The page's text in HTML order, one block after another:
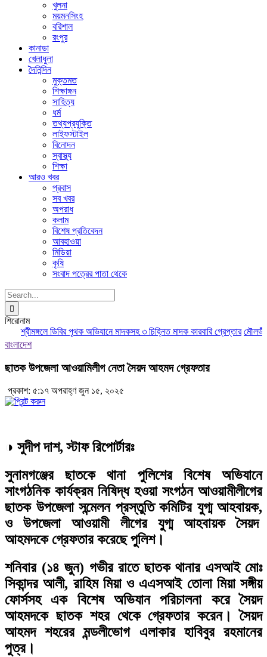
খুলনা
ময়মনসিংহ
বরিশাল
রংপুর
কানাডা
খেলাধুলা
দৈনিন্দিন
মুক্তমত
শিক্ষাঙ্গন
সাহিত্য
ধর্ম
তথ্যপ্রযুক্তি
লাইফস্টাইল
বিনোদন
স্বাস্থ্য
শিক্ষা
আরও খবর
প্রবাস
সব খবর
অপরাধ
কলাম
বিশেষ প্রতিবেদন
আবহাওয়া
মিডিয়া
কৃষি
সংবাদ পত্রের পাতা থেকে
Search
for:
শিরোনাম
শ্রীমঙ্গলে ডিবির পৃথক অভিযানে মাদকসহ ৩ চিহ্নিত মাদক কারবারি গ্রেপ্তার
বাংলাদেশ
ছাতক উপজেলা আওয়ামিলীগ নেতা সৈয়দ আহমদ গ্রেফতার
প্রকাশ: ৫:১৭ অপরাহ্ণ জুন ১৫, ২০২৫
◑ সুদীপ দাশ, স্টাফ রিপোর্টারঃ
সুনামগঞ্জের ছাতকে থানা পুলিশের বিশেষ অভিযানে
সাংগঠনিক কার্যক্রম নিষিদ্ধ হওয়া সংগঠন আওয়ামীলীগের
ছাতক উপজেলা সন্মেলন প্রস্তুতি কমিটির যুগ্ম আহবায়ক,
ও উপজেলা আওয়ামী লীগের যুগ্ম আহবায়ক সৈয়দ
আহমদকে গ্রেফতার করেছে পুলিশ।
শনিবার (১৪ জুন) গভীর রাতে ছাতক থানার এসআই মোঃ
সিকান্দর আলী, রাহিম মিয়া ও এএসআই তোলা মিয়া সঙ্গীয়
ফোর্সসহ এক বিশেষ অভিযান পরিচালনা করে সৈয়দ
আহমদকে ছাতক শহর থেকে গ্রেফতার করেন। সৈয়দ
আহমদ শহরের মন্ডলীভোগ এলাকার হাবিবুর রহমানের
পুত্র।